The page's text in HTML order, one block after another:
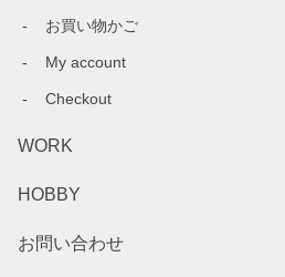
お買い物かご
My account
Checkout
WORK
HOBBY
お問い合わせ